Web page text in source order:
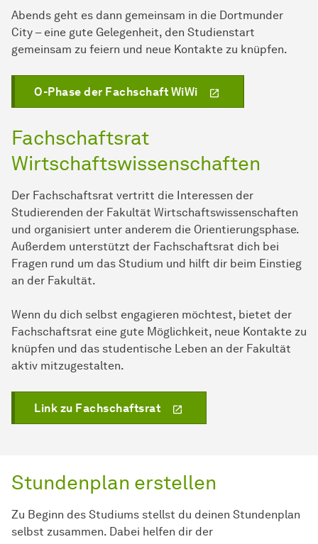
Abends geht es dann gemeinsam in die Dortmunder
City – eine gute Gelegenheit, den Studienstart
gemeinsam zu feiern und neue Kontakte zu knüpfen.
O-Phase der Fachschaft WiWi
Fachschaftsrat
Wirtschaftswissenschaften
Der Fachschaftsrat vertritt die Interessen der
Studierenden der Fakultät Wirtschaftswissenschaften
und organisiert unter anderem die Orientierungsphase.
Außerdem unterstützt der Fachschaftsrat dich bei
Fragen rund um das Studium und hilft dir beim Einstieg
an der Fakultät.
Wenn du dich selbst engagieren möchtest, bietet der
Fachschaftsrat eine gute Möglichkeit, neue Kontakte zu
knüpfen und das studentische Leben an der Fakultät
aktiv mitzugestalten.
Link zu Fachschaftsrat
Stundenplan erstellen
Zu Beginn des Studiums stellst du deinen Stundenplan
selbst zusammen. Dabei helfen dir der